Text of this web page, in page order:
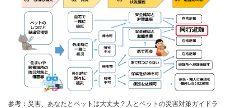
参考：災害、あなたとペットは大丈夫？人とペットの災害対策ガイドラ